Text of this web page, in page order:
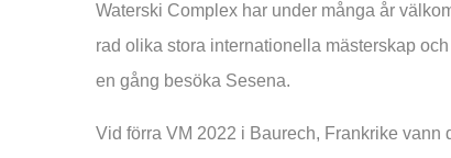
Waterski Complex har under många år
rad olika stora internationella mästerskap
en gång besöka Sesena.
Vid förra VM 2022 i Baurech, Frankrike